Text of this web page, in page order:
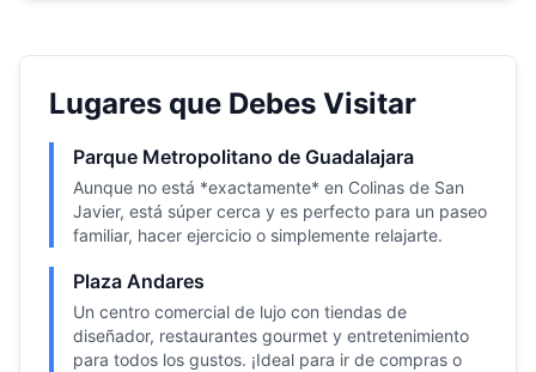
Lugares que Debes Visitar
Parque Metropolitano de Guadalajara
Aunque no está *exactamente* en Colinas de San
Javier, está súper cerca y es perfecto para un paseo
familiar, hacer ejercicio o simplemente relajarte.
Plaza Andares
Un centro comercial de lujo con tiendas de
diseñador, restaurantes gourmet y entretenimiento
para todos los gustos. ¡Ideal para ir de compras o